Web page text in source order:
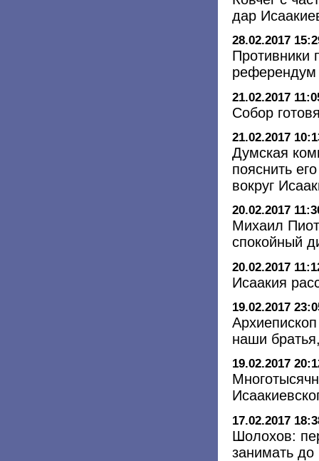
дар
28.02.2017
Противники
референдум
21.02.2017
Собор
21.02.2017
Думская
пояснить
вокруг
20.02.2017
Михаил
спокойный
20.02.2017
Исаакия
19.02.2017
наши
19.02.2017
17.02.2017
Шолохов:
занимать до